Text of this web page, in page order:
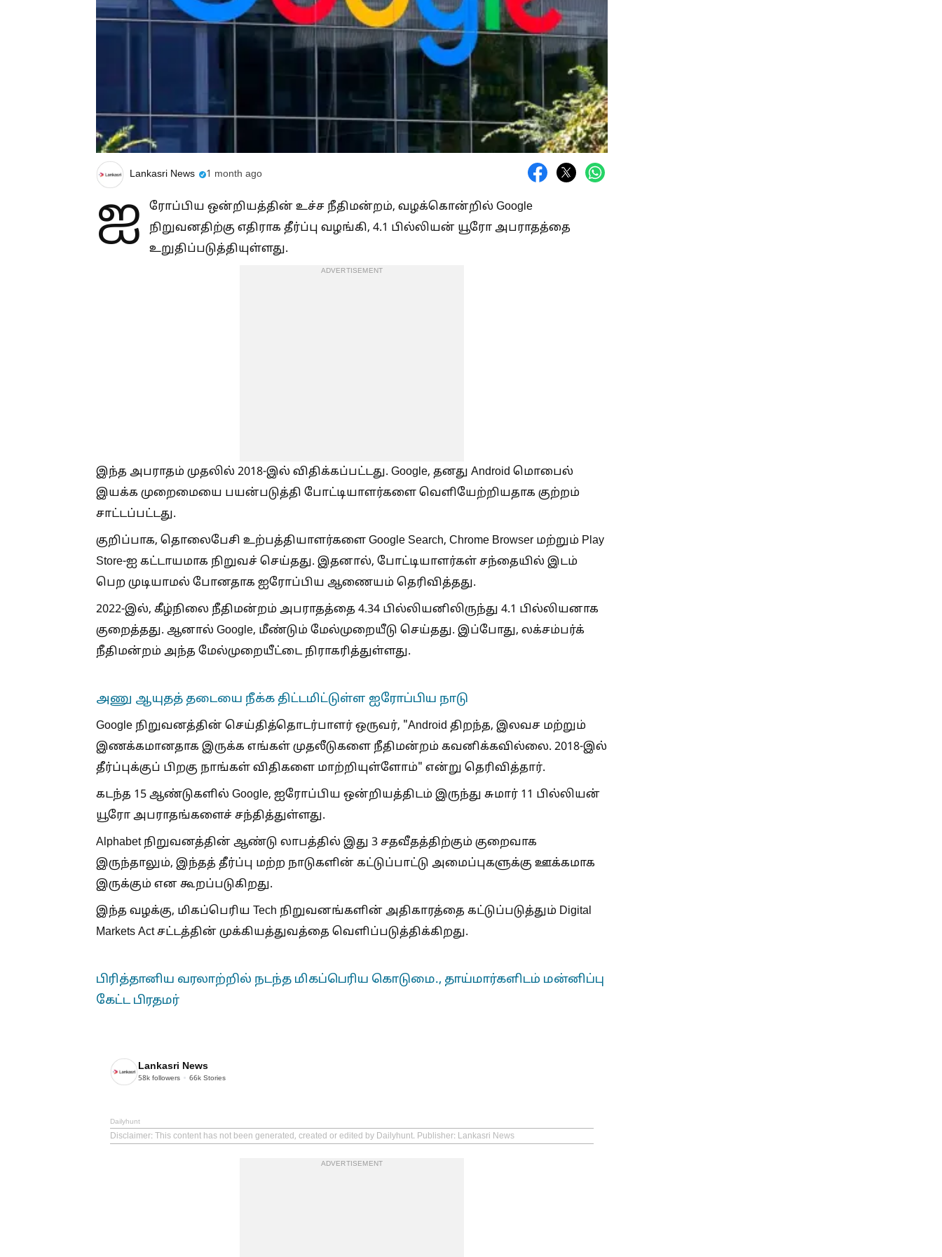
Lankasri News 1 month ago
ஐ
ரோப்பிய ஒன்றியத்தின் உச்ச நீதிமன்றம், வழக்கொன்றில் Google
நிறுவனதிற்கு எதிராக தீர்ப்பு வழங்கி, 4.1 பில்லியன் யூரோ அபராதத்தை
உறுதிப்படுத்தியுள்ளது.
ADVERTISEMENT
இந்த அபராதம் முதலில் 2018-இல் விதிக்கப்பட்டது. Google, தனது Android மொபைல்
இயக்க முறைமையை பயன்படுத்தி போட்டியாளர்களை வெளியேற்றியதாக குற்றம்
சாட்டப்பட்டது.
குறிப்பாக, தொலைபேசி உற்பத்தியாளர்களை Google Search, Chrome Browser மற்றும் Play
Store-ஐ கட்டாயமாக நிறுவச் செய்தது. இதனால், போட்டியாளர்கள் சந்தையில் இடம்
பெற முடியாமல் போனதாக ஐரோப்பிய ஆணையம் தெரிவித்தது.
2022-இல், கீழ்நிலை நீதிமன்றம் அபராதத்தை 4.34 பில்லியனிலிருந்து 4.1 பில்லியனாக
குறைத்தது. ஆனால் Google, மீண்டும் மேல்முறையீடு செய்தது. இப்போது, லக்சம்பர்க்
நீதிமன்றம் அந்த மேல்முறையீட்டை நிராகரித்துள்ளது.
அணு ஆயுதத் தடையை நீக்க திட்டமிட்டுள்ள ஐரோப்பிய நாடு
Google நிறுவனத்தின் செய்தித்தொடர்பாளர் ஒருவர், "Android திறந்த, இலவச மற்றும்
இணக்கமானதாக இருக்க எங்கள் முதலீடுகளை நீதிமன்றம் கவனிக்கவில்லை. 2018-இல்
தீர்ப்புக்குப் பிறகு நாங்கள் விதிகளை மாற்றியுள்ளோம்" என்று தெரிவித்தார்.
கடந்த 15 ஆண்டுகளில் Google, ஐரோப்பிய ஒன்றியத்திடம் இருந்து சுமார் 11 பில்லியன்
யூரோ அபராதங்களைச் சந்தித்துள்ளது.
Alphabet நிறுவனத்தின் ஆண்டு லாபத்தில் இது 3 சதவீதத்திற்கும் குறைவாக
இருந்தாலும், இந்தத் தீர்ப்பு மற்ற நாடுகளின் கட்டுப்பாட்டு அமைப்புகளுக்கு ஊக்கமாக
இருக்கும் என கூறப்படுகிறது.
இந்த வழக்கு, மிகப்பெரிய Tech நிறுவனங்களின் அதிகாரத்தை கட்டுப்படுத்தும் Digital
Markets Act சட்டத்தின் முக்கியத்துவத்தை வெளிப்படுத்திக்கிறது.
பிரித்தானிய வரலாற்றில் நடந்த மிகப்பெரிய கொடுமை., தாய்மார்களிடம் மன்னிப்பு
கேட்ட பிரதமர்
Lankasri News
58k followers 66k Stories
Dailyhunt
Disclaimer: This content has not been generated, created or edited by Dailyhunt. Publisher: Lankasri News
ADVERTISEMENT